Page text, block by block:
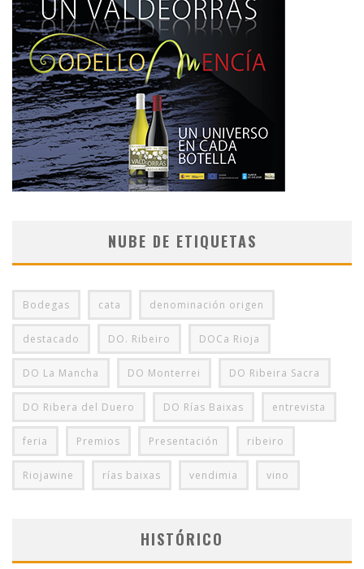
NUBE DE ETIQUETAS
Bodegas cata denominación origen
destacado DO. Ribeiro DOCa Rioja
DO La Mancha DO Monterrei DO Ribeira Sacra
DO Ribera del Duero DO Rías Baixas entrevista
feria Premios Presentación ribeiro
Riojawine rías baixas vendimia vino
HISTÓRICO